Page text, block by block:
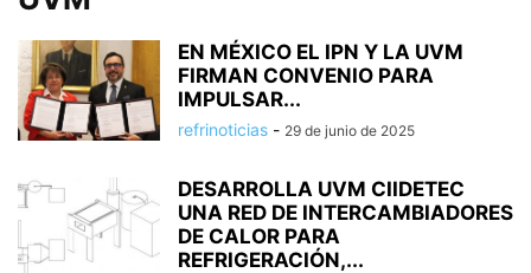
EN MÉXICO EL IPN Y LA UVM
FIRMAN CONVENIO PARA
IMPULSAR...
refrinoticias - 29 de junio de 2025
DESARROLLA UVM CIIDETEC
UNA RED DE INTERCAMBIADORES
DE CALOR PARA
REFRIGERACIÓN,...